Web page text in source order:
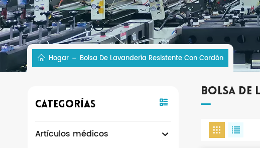
Hogar Bolsa De Lavandería Resistente Con Cordón
Categorías
Artículos médicos
Bolsa De